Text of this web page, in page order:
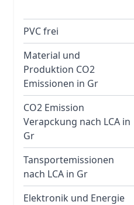
PVC frei
Material und
Produktion CO2
Emissionen in Gr
CO2 Emission
Verapckung nach LCA in
Gr
Tansportemissionen
nach LCA in Gr
Elektronik und Energie